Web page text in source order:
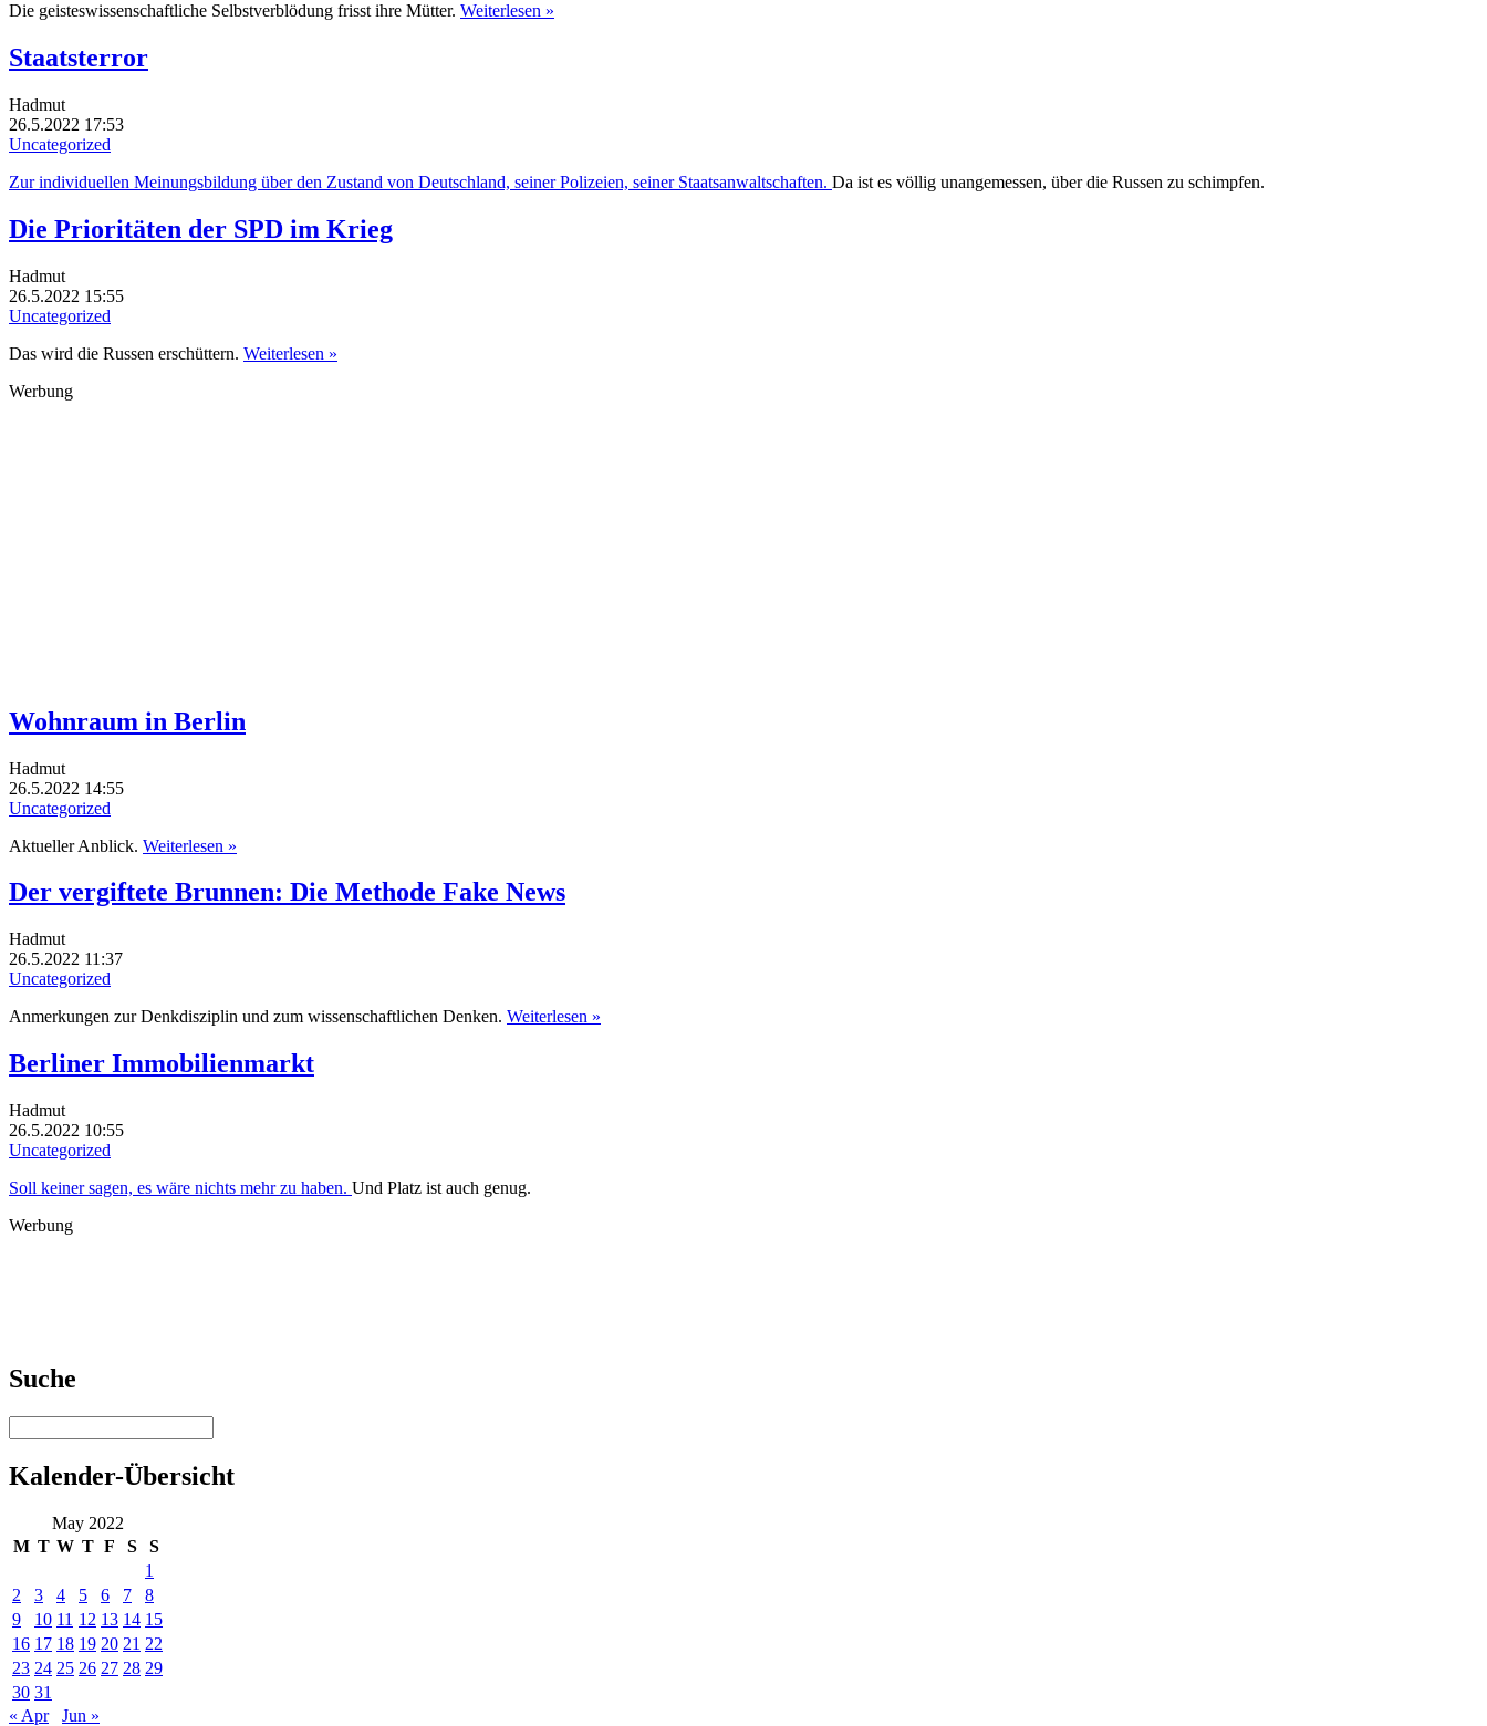
Die geisteswissenschaftliche Selbstverblödung frisst ihre Mütter. Weiterlesen »
Staatsterror
Hadmut
26.5.2022 17:53
Uncategorized
Zur individuellen Meinungsbildung über den Zustand von Deutschland, seiner Polizeien, seiner Staatsanwaltschaften. Da ist es völlig unangemessen, über die Russen zu schimpfen.
Die Prioritäten der SPD im Krieg
Hadmut
26.5.2022 15:55
Uncategorized
Das wird die Russen erschüttern. Weiterlesen »
Werbung
Wohnraum in Berlin
Hadmut
26.5.2022 14:55
Uncategorized
Aktueller Anblick. Weiterlesen »
Der vergiftete Brunnen: Die Methode Fake News
Hadmut
26.5.2022 11:37
Uncategorized
Anmerkungen zur Denkdisziplin und zum wissenschaftlichen Denken. Weiterlesen »
Berliner Immobilienmarkt
Hadmut
26.5.2022 10:55
Uncategorized
Soll keiner sagen, es wäre nichts mehr zu haben. Und Platz ist auch genug.
Werbung
Suche
Kalender-Übersicht
May 2022
M T W T F S
S
1
2
3 4 5 6 7
8
9
10 11 12 13 14 15
16 17 18 19 20 21 22
23 24 25 26 27 28 29
30 31
« Apr
Jun »